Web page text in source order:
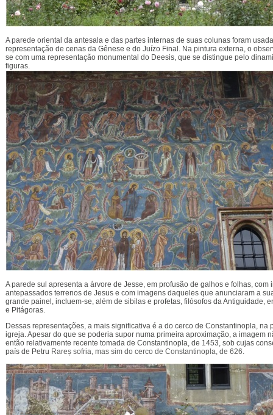
A parede oriental da antesala e das partes internas de suas colunas foram
representação de cenas da Gênese e do Juízo Final. Na pintura externa, o
se com uma representação monumental do Deesis, que se distingue pelo
figuras.
A parede sul apresenta a árvore de Jesse, em profusão de galhos e folhas, com
antepassados terrenos de Jesus e com imagens daqueles que anunciaram a
grande painel, incluem-se, além de sibilas e profetas, filósofos da Antiguidade,
e Pitágoras.
Dessas representações, a mais significativa é a do cerco de Constantinopla, na
igreja. Apesar do que se poderia supor numa primeira aproximação, a imagem
então relativamente recente tomada de Constantinopla, de 1453, sob cujas
país de Petru Rareș sofria, mas sim do cerco de Constantinopla, de 626.